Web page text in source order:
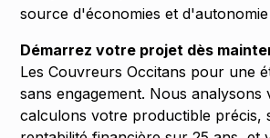
source d'économies et
Démarrez votre projet dès
Les Couvreurs Occitans pour une
sans engagement. Nous analysons
calculons votre productible précis,